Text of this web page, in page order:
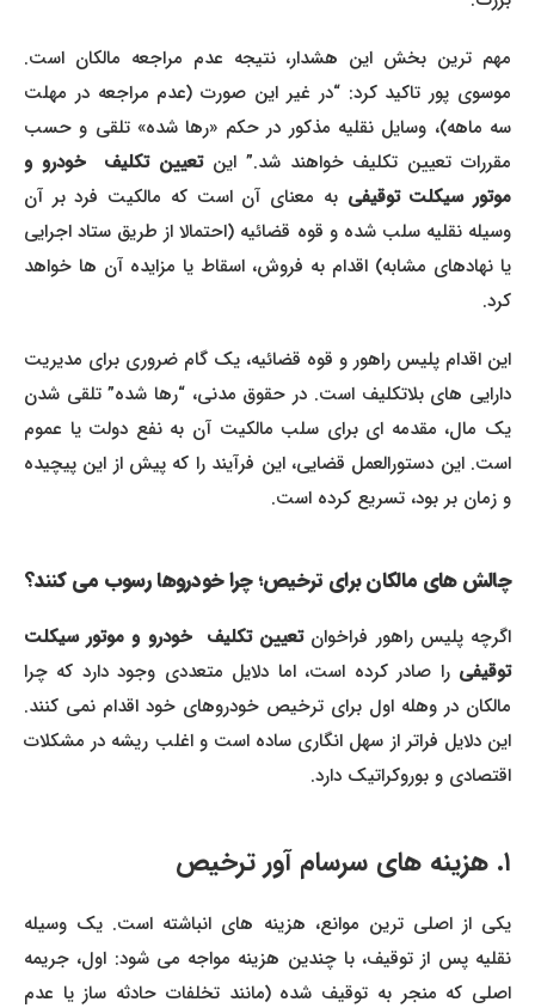
مهم ترین بخش این هشدار، نتیجه عدم مراجعه مالکان است.
موسوی پور تاکید کرد: “در غیر این صورت (عدم مراجعه در مهلت
سه ماهه)، وسایل نقلیه مذکور در حکم «رها شده» تلقی و حسب
مقررات تعیین تکلیف خواهند شد.” اینتعیین تکلیف خودرو و
موتور سیکلت توقیفیبه معنای آن است که مالکیت فرد بر آن
وسیله نقلیه سلب شده و قوه قضائیه (احتمالا از طریق ستاد اجرایی
یا نهادهای مشابه) اقدام به فروش، اسقاط یا مزایده آن ها خواهد
کرد.
این اقدام پلیس راهور و قوه قضائیه، یک گام ضروری برای مدیریت
دارایی های بلاتکلیف است. در حقوق مدنی، “رها شده” تلقی شدن
یک مال، مقدمه ای برای سلب مالکیت آن به نفع دولت یا عموم
است. این دستورالعمل قضایی، این فرآیند را که پیش از این پیچیده
و زمان بر بود، تسریع کرده است.
چالش های مالکان برای ترخیص؛ چرا خودروها رسوب می کنند؟
اگرچه پلیس راهور فراخوانتعیین تکلیف خودرو و موتور سیکلت
توقیفیرا صادر کرده است، اما دلایل متعددی وجود دارد که چرا
مالکان در وهله اول برای ترخیص خودروهای خود اقدام نمی کنند.
این دلایل فراتر از سهل انگاری ساده است و اغلب ریشه در مشکلات
اقتصادی و بوروکراتیک دارد.
یکی از اصلی ترین موانع، هزینه های انباشته است. یک وسیله
نقلیه پس از توقیف، با چندین هزینه مواجه می شود: اول، جریمه
اصلی که منجر به توقیف شده (مانند تخلفات حادثه ساز یا عدم